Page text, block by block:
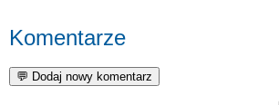
Komentarze